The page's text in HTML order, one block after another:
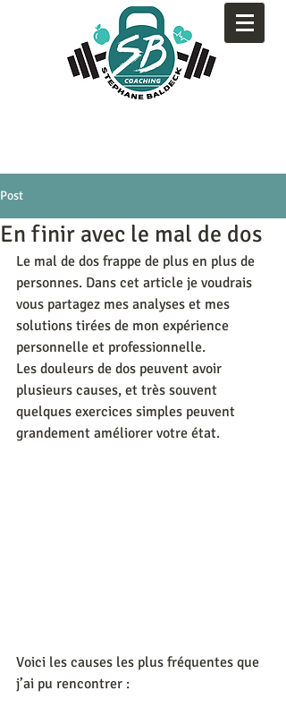
Post
En finir avec le mal de dos
Le mal de dos frappe de plus en plus de
personnes. Dans cet article je voudrais
vous partagez mes analyses et mes
solutions tirées de mon expérience
personnelle et professionnelle.
Les douleurs de dos peuvent avoir
plusieurs causes, et très souvent
quelques exercices simples peuvent
grandement améliorer votre état.
Voici les causes les plus fréquentes que
j’ai pu rencontrer :